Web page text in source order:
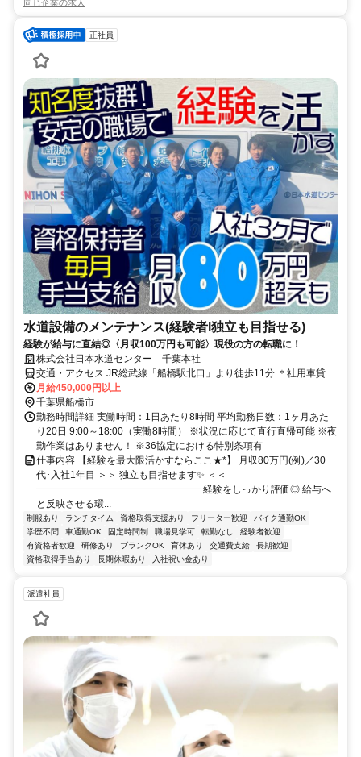
同じ企業の求人
正社員
水道設備のメンテナンス(経験者l独立も目指せる)
経験が給与に直結◎〈月収100万円も可能〉現役の方の転職に！
株式会社日本水道センター 千葉本社
交通・アクセス JR総武線「船橋駅北口」より徒歩11分 ＊社用車貸与
(通勤利用可/ガソリン代は会社負担)、マイカー・原付通勤可、直行直
帰OK！
月給450,000円以上
千葉県船橋市
勤務時間詳細 実働時間：1日あたり8時間 平均勤務日数：1ヶ月あた
り20日 9:00～18:00（実働8時間） ※状況に応じて直行直帰可能 ※夜
勤作業はありません！ ※36協定における特別条項有
仕事内容 【経験を最大限活かすならここ★*】 月収80万円(例)／30
代･入社1年目 ＞＞ 独立も目指せます✨ ＜＜
━━━━━━━━━━━━━━━━━ 経験をしっかり評価◎ 給与へ
と反映させる環...
制服あり ランチタイム 資格取得支援あり フリーター歓迎
バイク通勤OK
学歴不問
車通勤OK 固定時間制 職場見学可 転勤なし
経験者歓迎
有資格者歓迎
研修あり ブランクOK 育休あり 交通費支給
長期歓迎
資格取得手当あり
長期休暇あり 入社祝い金あり
派遣社員